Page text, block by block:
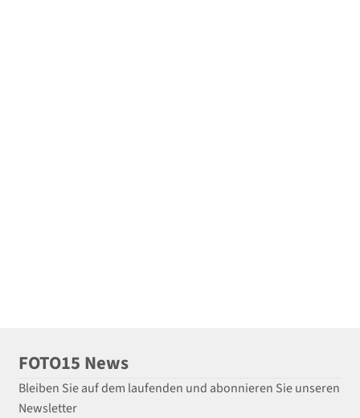
FOTO15 News
Bleiben Sie auf dem laufenden und abonnieren Sie unseren
Newsletter